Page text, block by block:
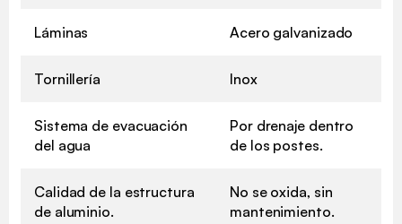
Láminas Acero galvanizado
Tornillería Inox
Sistema de evacuación
del agua
Por drenaje dentro
de los postes.
Calidad de la estructura
de aluminio.
No se oxida, sin
mantenimiento.